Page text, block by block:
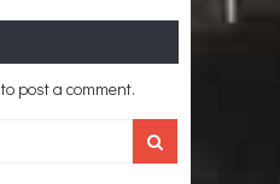
to post a comment.